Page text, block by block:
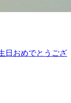
おめでとうござ